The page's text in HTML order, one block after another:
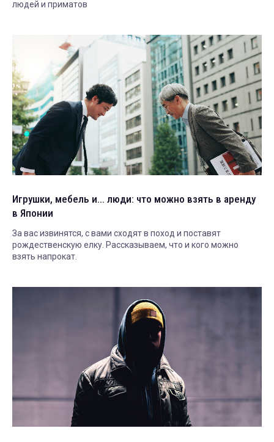
людей и приматов
Игрушки, мебель и... люди: что можно взять в аренду
в Японии
За вас извинятся, с вами сходят в поход и поставят
рождественскую елку. Рассказываем, что и кого можно
взять напрокат.